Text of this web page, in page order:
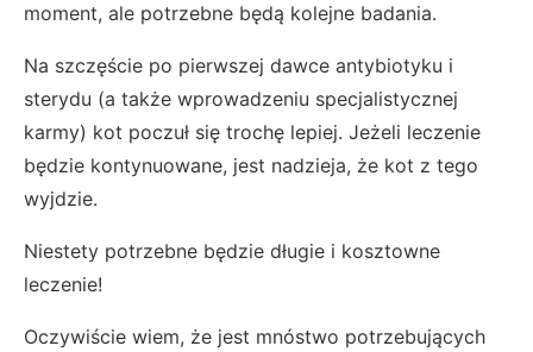
moment, ale potrzebne będą kolejne badania.
Na szczęście po pierwszej dawce antybiotyku i
sterydu (a także wprowadzeniu specjalistycznej
karmy) kot poczuł się trochę lepiej. Jeżeli leczenie
będzie kontynuowane, jest nadzieja, że kot z tego
wyjdzie.
Niestety potrzebne będzie długie i kosztowne
leczenie!
Oczywiście wiem, że jest mnóstwo potrzebujących